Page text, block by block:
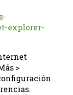
explorer-
>